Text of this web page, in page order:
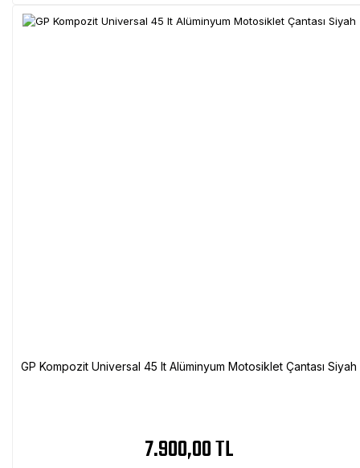
GP Kompozit Universal 45 lt Alüminyum Motosiklet Çantası Siyah
7.900,00 TL